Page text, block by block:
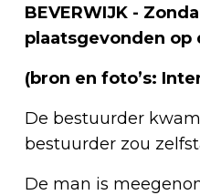
BEVERWIJK -
plaatsgevonden
(bron en foto’s:
De bestuurder
bestuurder zou
De man is